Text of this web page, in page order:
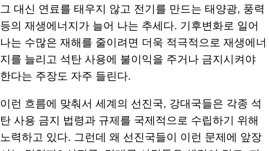
그 대신 연료를 태우지 않고 전기를 만드는 태양광, 풍력
등의 재생에너지가 늘어 나는 추세다. 기후변화로 일어
나는 수많은 재해를 줄이려면 더욱 적극적으로 재생에너
지를 늘리고 석탄 사용에 불이익을 주거나 금지시켜야
한다는 주장도 자주 들린다.
이런 흐름에 맞춰서 세계의 선진국, 강대국들은 각종 석
탄 사용 금지 법령과 규제를 국제적으로 수립하기 위해
노력하고 있다. 그런데 왜 선진국들이 이런 문제에 앞장